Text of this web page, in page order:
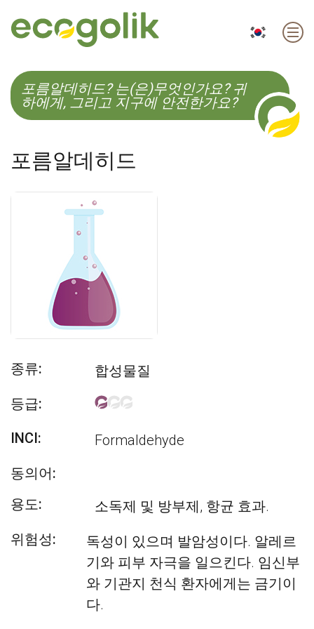
EN ES CS KO
포름알데히드? 는(은)무엇인가요? 귀
하에게, 그리고 지구에 안전한가요?
포름알데히드
종류:
합성물질
등급:
INCI:
Formaldehyde
동의어:
용도:
소독제 및 방부제, 항균 효과.
위험성:
독성이 있으며 발암성이다. 알레르
기와 피부 자극을 일으킨다. 임신부
와 기관지 천식 환자에게는 금기이
다.